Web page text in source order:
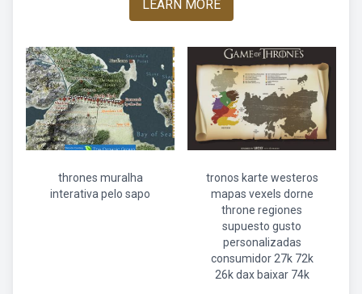
LEARN MORE
thrones muralha
interativa pelo sapo
tronos karte westeros
mapas vexels dorne
throne regiones
supuesto gusto
personalizadas
consumidor 27k 72k
26k dax baixar 74k